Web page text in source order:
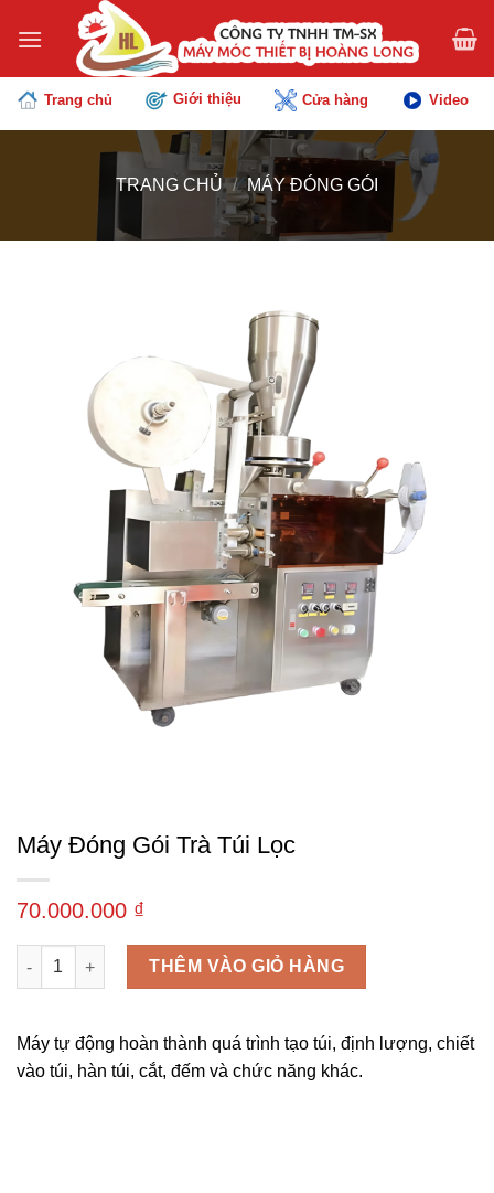
đến
dung Trang chủ Giới thiệu Cửa hàng Video
TRANG CHỦ / MÁY ĐÓNG GÓI
Máy Đóng Gói Trà Túi Lọc
70.000.000 ₫
Máy đóng gói trà túi lọc số lượng
THÊM VÀO GIỎ HÀNG
Máy tự động hoàn thành quá trình tạo túi, định lượng, chiết
vào túi, hàn túi, cắt, đếm và chức năng khác.